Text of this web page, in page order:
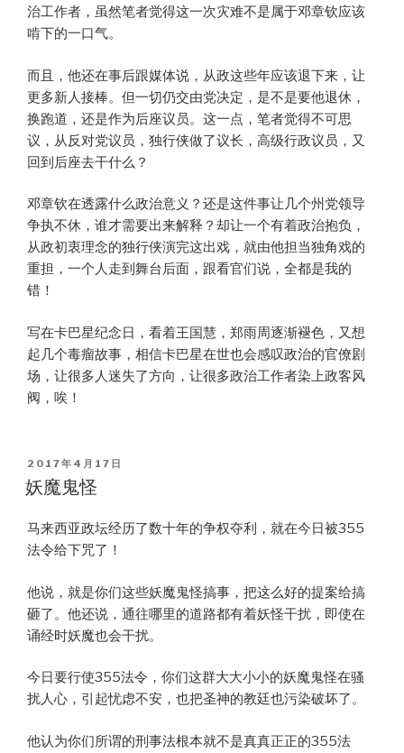
治工作者，虽然笔者觉得这一次灾难不是属于邓章钦应该
啃下的一口气。
而且，他还在事后跟媒体说，从政这些年应该退下来，让
更多新人接棒。但一切仍交由党决定，是不是要他退休，
换跑道，还是作为后座议员。这一点，笔者觉得不可思
议，从反对党议员，独行侠做了议长，高级行政议员，又
回到后座去干什么？
邓章钦在透露什么政治意义？还是这件事让几个州党领导
争执不休，谁才需要出来解释？却让一个有着政治抱负，
从政初衷理念的独行侠演完这出戏，就由他担当独角戏的
重担，一个人走到舞台后面，跟看官们说，全都是我的
错！
写在卡巴星纪念日，看着王国慧，郑雨周逐渐褪色，又想
起几个毒瘤故事，相信卡巴星在世也会感叹政治的官僚剧
场，让很多人迷失了方向，让很多政治工作者染上政客风
阀，唉！
POSTED
ON
2017年4月17日
妖魔鬼怪
马来西亚政坛经历了数十年的争权夺利，就在今日被355
法令给下咒了！
他说，就是你们这些妖魔鬼怪搞事，把这么好的提案给搞
砸了。他还说，通往哪里的道路都有着妖怪干扰，即使在
诵经时妖魔也会干扰。
今日要行使355法令，你们这群大大小小的妖魔鬼怪在骚
扰人心，引起忧虑不安，也把圣神的教廷也污染破坏了。
他认为你们所谓的刑事法根本就不是真真正正的355法